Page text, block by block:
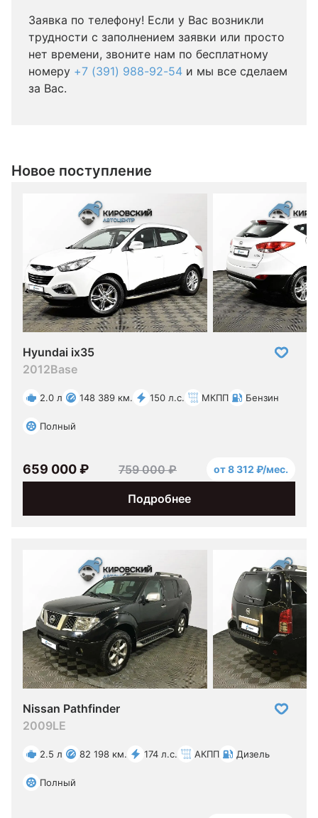
Заявка по телефону! Если у Вас возникли
трудности с заполнением заявки или просто
нет времени, звоните нам по бесплатному
номеру +7 (391) 988-92-54 и мы все сделаем
за Вас.
Новое поступление
Hyundai ix35
2012Base
2.0 л 148 389 км. 150 л.с. МКПП Бензин
Полный
Подробнее
659 000 ₽ 759 000 ₽ от 8 312 ₽/мес.
Nissan Pathfinder
2009LE
2.5 л 82 198 км. 174 л.с. АКПП Дизель
Полный